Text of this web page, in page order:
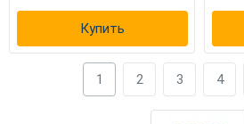
Купить
1 2 3 4